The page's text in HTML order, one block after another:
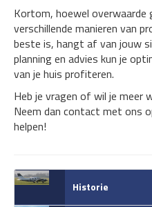
Kortom, hoewel overwaarde
verschillende manieren van
beste is, hangt af van jouw
planning en advies kun je
van je huis profiteren.
Heb je vragen of wil je meer
Neem dan contact met ons
helpen!
Historie